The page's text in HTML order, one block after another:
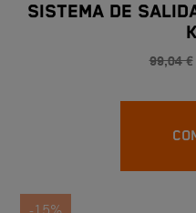
SISTEMA DE
99,04 €
-15%